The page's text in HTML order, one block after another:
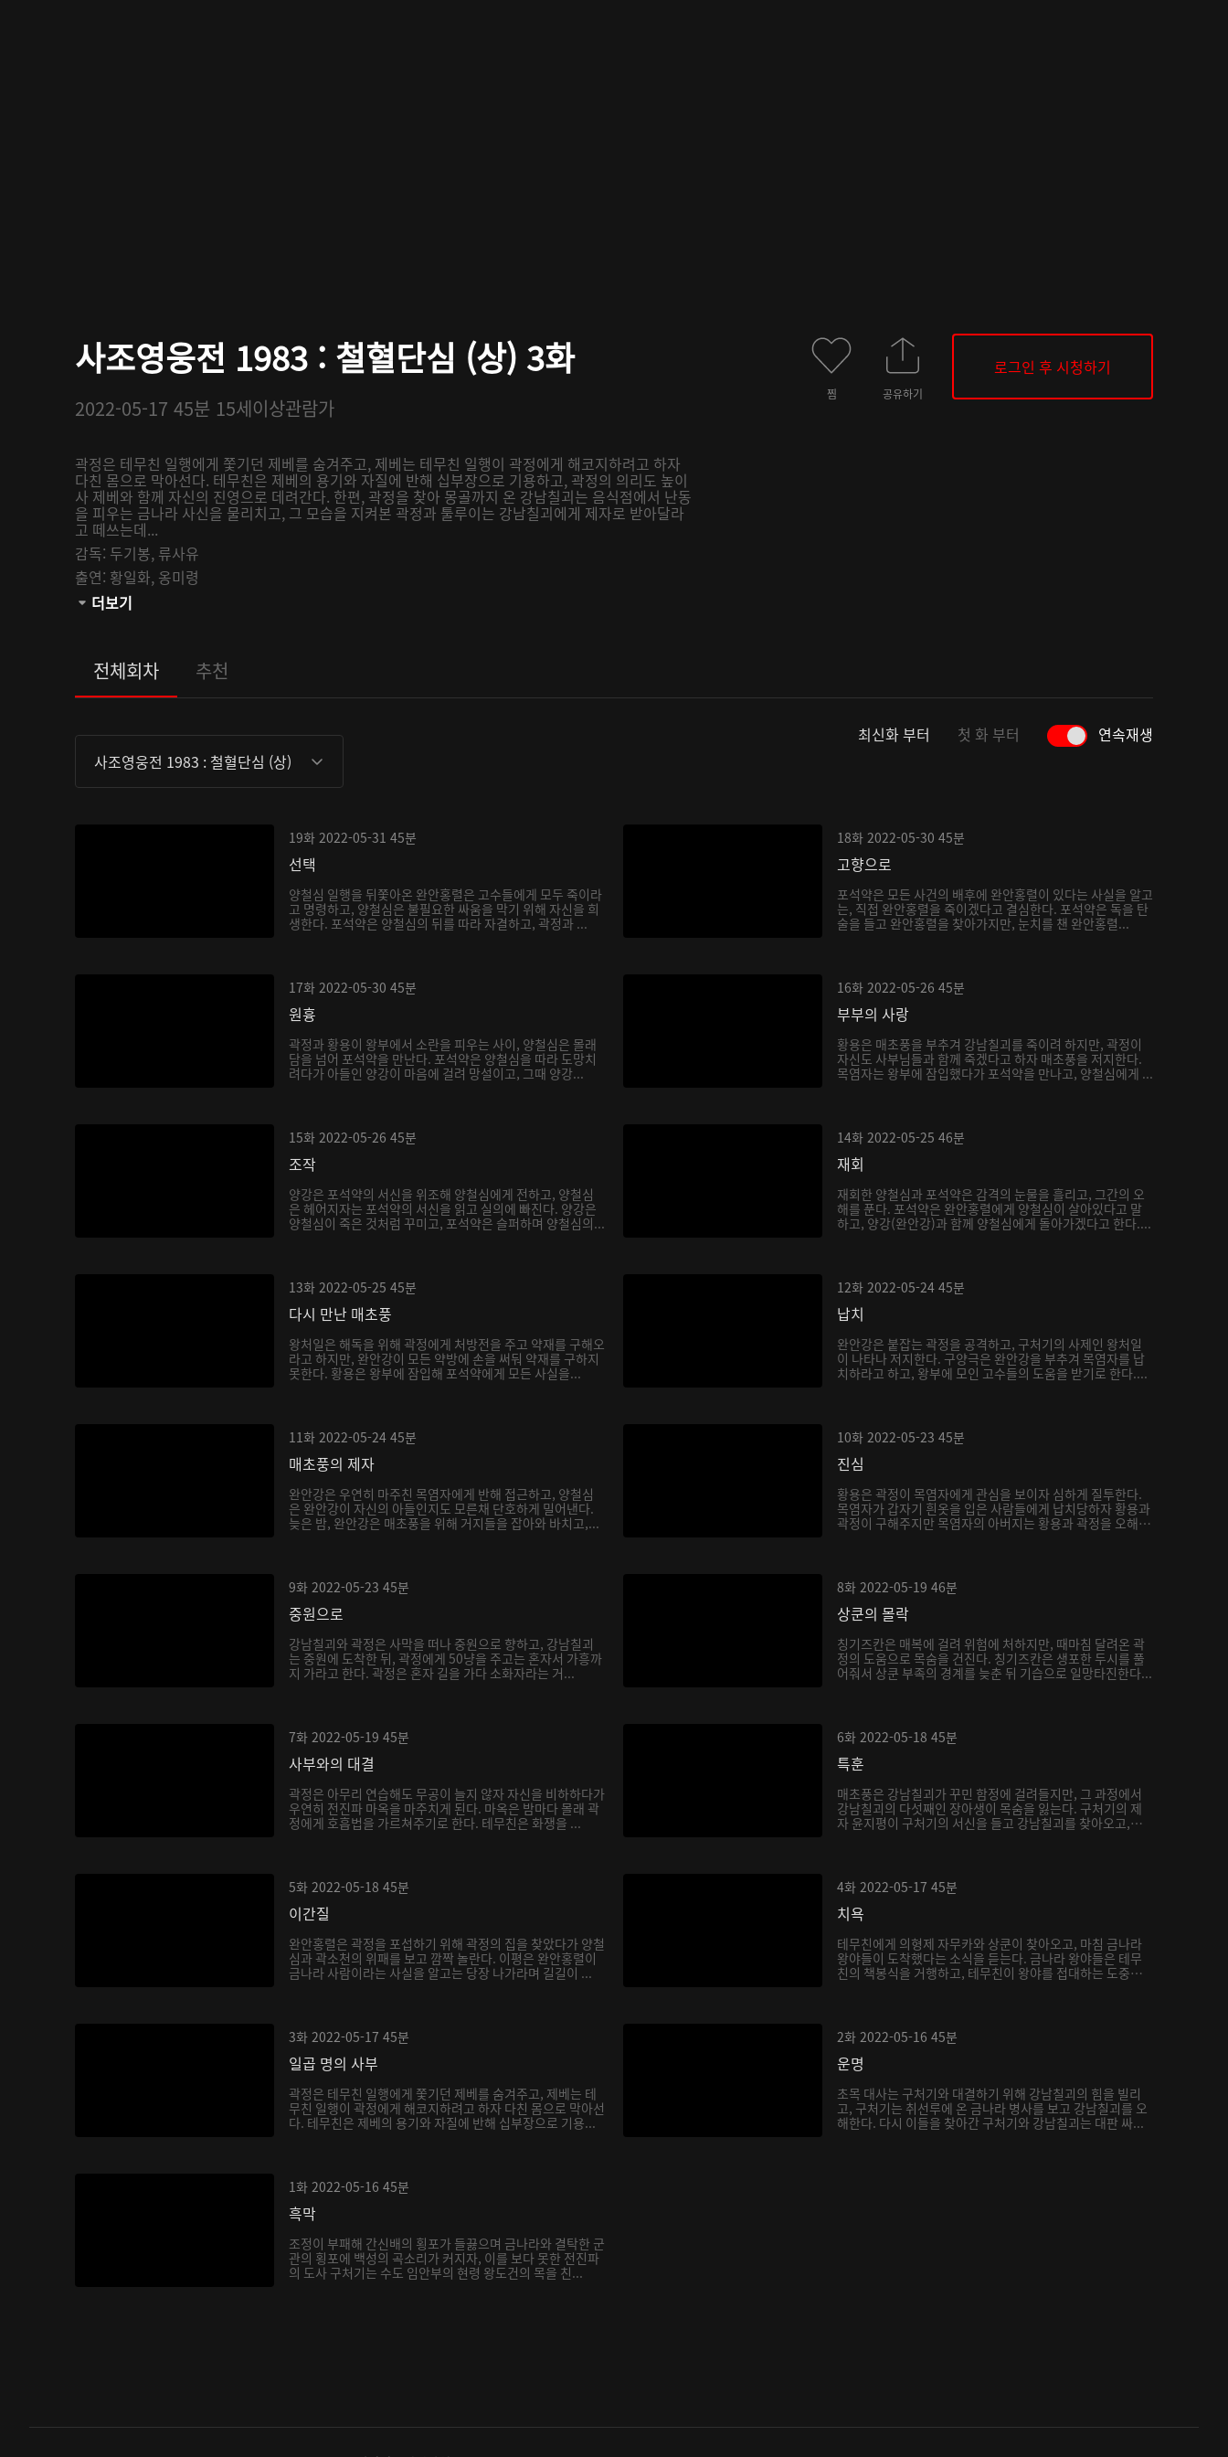
사조영웅전 1983 : 철혈단심 (상) 3화
2022-05-17 45분 15세이상관람가
곽정은 테무친 일행에게 쫓기던 제베를 숨겨주고, 제베는 테무친 일행이 곽정에게 해코지하려고 하자
다친 몸으로 막아선다. 테무친은 제베의 용기와 자질에 반해 십부장으로 기용하고, 곽정의 의리도 높이
사 제베와 함께 자신의 진영으로 데려간다. 한편, 곽정을 찾아 몽골까지 온 강남칠괴는 음식점에서 난동
을 피우는 금나라 사신을 물리치고, 그 모습을 지켜본 곽정과 툴루이는 강남칠괴에게 제자로 받아달라
고 떼쓰는데...
감독: 두기봉, 류사유
출연: 황일화, 옹미령
관람등급:
더보기
찜 공유하기
로그인 후 시청하기
전체회차 추천
사조영웅전 1983 : 철혈단심 (상)
최신화 부터 첫 화 부터 연속재생
19화 2022-05-31 45분
선택
양철심 일행을 뒤쫓아온 완안홍렬은 고수들에게 모두 죽이라
고 명령하고, 양철심은 불필요한 싸움을 막기 위해 자신을 희
생한다. 포석약은 양철심의 뒤를 따라 자결하고, 곽정과 ...
18화 2022-05-30 45분
고향으로
포석약은 모든 사건의 배후에 완안홍렬이 있다는 사실을 알고
는, 직접 완안홍렬을 죽이겠다고 결심한다. 포석약은 독을 탄
술을 들고 완안홍렬을 찾아가지만, 눈치를 챈 완안홍렬...
17화 2022-05-30 45분
원흉
곽정과 황용이 왕부에서 소란을 피우는 사이, 양철심은 몰래
담을 넘어 포석약을 만난다. 포석약은 양철심을 따라 도망치
려다가 아들인 양강이 마음에 걸려 망설이고, 그때 양강...
16화 2022-05-26 45분
부부의 사랑
황용은 매초풍을 부추겨 강남칠괴를 죽이려 하지만, 곽정이
자신도 사부님들과 함께 죽겠다고 하자 매초풍을 저지한다.
목염자는 왕부에 잠입했다가 포석약을 만나고, 양철심에게 ...
15화 2022-05-26 45분
조작
양강은 포석약의 서신을 위조해 양철심에게 전하고, 양철심
은 헤어지자는 포석약의 서신을 읽고 실의에 빠진다. 양강은
양철심이 죽은 것처럼 꾸미고, 포석약은 슬퍼하며 양철심의...
14화 2022-05-25 46분
재회
재회한 양철심과 포석약은 감격의 눈물을 흘리고, 그간의 오
해를 푼다. 포석약은 완안홍렬에게 양철심이 살아있다고 말
하고, 양강(완안강)과 함께 양철심에게 돌아가겠다고 한다....
13화 2022-05-25 45분
다시 만난 매초풍
왕처일은 해독을 위해 곽정에게 처방전을 주고 약재를 구해오
라고 하지만, 완안강이 모든 약방에 손을 써둬 약재를 구하지
못한다. 황용은 왕부에 잠입해 포석약에게 모든 사실을...
12화 2022-05-24 45분
납치
완안강은 붙잡는 곽정을 공격하고, 구처기의 사제인 왕처일
이 나타나 저지한다. 구양극은 완안강을 부추겨 목염자를 납
치하라고 하고, 왕부에 모인 고수들의 도움을 받기로 한다....
11화 2022-05-24 45분
매초풍의 제자
완안강은 우연히 마주친 목염자에게 반해 접근하고, 양철심
은 완안강이 자신의 아들인지도 모른채 단호하게 밀어낸다.
늦은 밤, 완안강은 매초풍을 위해 거지들을 잡아와 바치고,...
10화 2022-05-23 45분
진심
황용은 곽정이 목염자에게 관심을 보이자 심하게 질투한다.
목염자가 갑자기 흰옷을 입은 사람들에게 납치당하자 황용과
곽정이 구해주지만 목염자의 아버지는 황용과 곽정을 오해
9화 2022-05-23 45분
중원으로
강남칠괴와 곽정은 사막을 떠나 중원으로 향하고, 강남칠괴
는 중원에 도착한 뒤, 곽정에게 50냥을 주고는 혼자서 가흥까
지 가라고 한다. 곽정은 혼자 길을 가다 소화자라는 거...
8화 2022-05-19 46분
상쿤의 몰락
칭기즈칸은 매복에 걸려 위험에 처하지만, 때마침 달려온 곽
정의 도움으로 목숨을 건진다. 칭기즈칸은 생포한 두시를 풀
어줘서 상쿤 부족의 경계를 늦춘 뒤 기습으로 일망타진한다...
7화 2022-05-19 45분
사부와의 대결
곽정은 아무리 연습해도 무공이 늘지 않자 자신을 비하하다가
우연히 전진파 마옥을 마주치게 된다. 마옥은 밤마다 몰래 곽
정에게 호흡법을 가르쳐주기로 한다. 테무친은 화쟁을 ...
6화 2022-05-18 45분
특훈
매초풍은 강남칠괴가 꾸민 함정에 걸려들지만, 그 과정에서
강남칠괴의 다섯째인 장아생이 목숨을 잃는다. 구처기의 제
자 윤지평이 구처기의 서신을 들고 강남칠괴를 찾아오고,
5화 2022-05-18 45분
이간질
완안홍렬은 곽정을 포섭하기 위해 곽정의 집을 찾았다가 양철
심과 곽소천의 위패를 보고 깜짝 놀란다. 이평은 완안홍렬이
금나라 사람이라는 사실을 알고는 당장 나가라며 길길이 ...
4화 2022-05-17 45분
치욕
테무친에게 의형제 자무카와 상쿤이 찾아오고, 마침 금나라
왕야들이 도착했다는 소식을 듣는다. 금나라 왕야들은 테무
친의 책봉식을 거행하고, 테무친이 왕야를 접대하는 도중
3화 2022-05-17 45분
일곱 명의 사부
곽정은 테무친 일행에게 쫓기던 제베를 숨겨주고, 제베는 테
무친 일행이 곽정에게 해코지하려고 하자 다친 몸으로 막아선
다. 테무친은 제베의 용기와 자질에 반해 십부장으로 기용...
2화 2022-05-16 45분
운명
초목 대사는 구처기와 대결하기 위해 강남칠괴의 힘을 빌리
고, 구처기는 취선루에 온 금나라 병사를 보고 강남칠괴를 오
해한다. 다시 이들을 찾아간 구처기와 강남칠괴는 대판 싸...
1화 2022-05-16 45분
흑막
조정이 부패해 간신배의 횡포가 들끓으며 금나라와 결탁한 군
관의 횡포에 백성의 곡소리가 커지자, 이를 보다 못한 전진파
의 도사 구처기는 수도 임안부의 현령 왕도건의 목을 친...